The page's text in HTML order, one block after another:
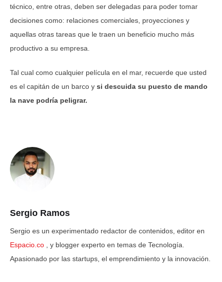
técnico, entre otras, deben ser delegadas para poder tomar
decisiones como: relaciones comerciales, proyecciones y
aquellas otras tareas que le traen un beneficio mucho más
productivo a su empresa.
Tal cual como cualquier película en el mar, recuerde que usted
es el capitán de un barco y si descuida su puesto de mando
la nave podría peligrar.
Sergio Ramos
Sergio es un experimentado redactor de contenidos, editor en
Espacio.co
, y blogger experto en temas de Tecnología.
Apasionado por las startups, el emprendimiento y la innovación.